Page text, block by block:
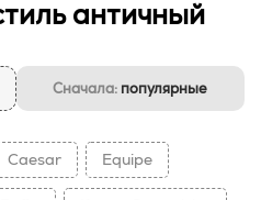
античный
Сначала: популярные
Caesar Equipe